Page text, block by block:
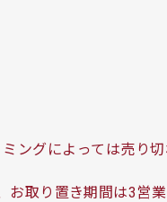
ングによっては売り
お取り置き期間は3営